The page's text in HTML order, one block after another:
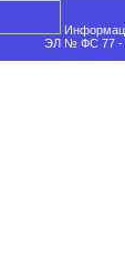
ЭЛ № ФС 77 -